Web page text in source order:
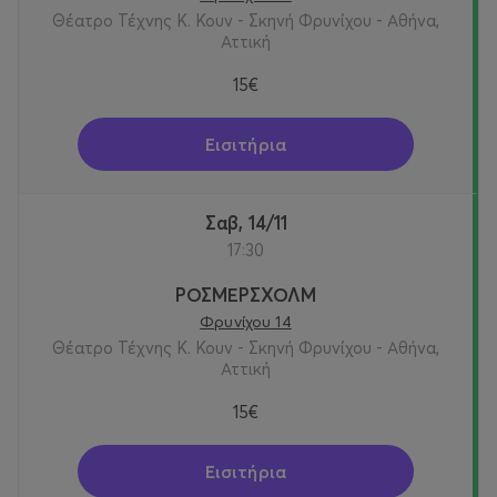
Διάρκεια παράστασης : 2 ώρες 10´
Καρόλου Κουν
Φρυνίχου 14, Πλάκα
Ημέρες & Ώρες Παραστάσεων:
Τετάρτη: 19.00
Θέατρο Τέχνης Κ. Κουν - Σκηνή Φρυνίχου - Αθήνα,
Αττική
15€
Εισιτήρια
Σαβ, 14/11
17:30
ΡΟΣΜΕΡΣΧΟΛΜ
Φρυνίχου 14
Θέατρο Τέχνης Κ. Κουν - Σκηνή Φρυνίχου - Αθήνα,
Αττική
15€
Εισιτήρια